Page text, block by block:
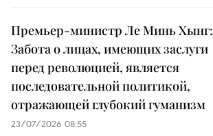
Премьер-министр Ле Минь Хынг:
Забота о лицах, имеющих заслуги
перед революцией, является
последовательной политикой,
отражающей глубокий гуманизм
23/07/2026 08:55